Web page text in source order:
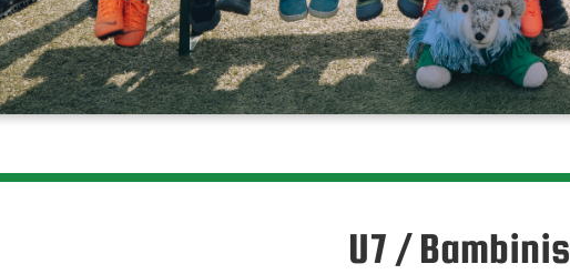
U7 / Bambinis